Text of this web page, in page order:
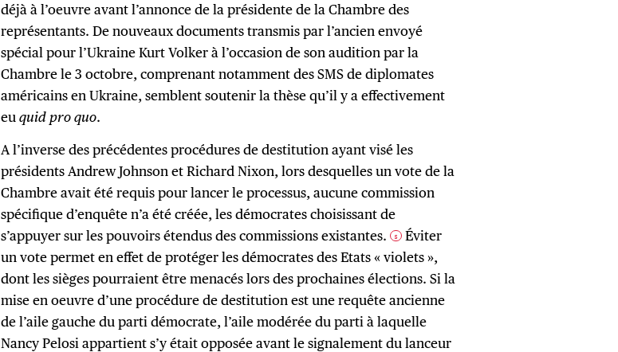
déjà à l’oeuvre avant l’annonce de la présidente de la Chambre des
représentants. De nouveaux documents transmis par l’ancien envoyé
spécial pour l’Ukraine Kurt Volker à l’occasion de son audition par la
Chambre le 3 octobre, comprenant notamment des SMS de diplomates
américains en Ukraine, semblent soutenir la thèse qu’il y a effectivement
euquid pro quo.
A l’inverse des précédentes procédures de destitution ayant visé les
présidents Andrew Johnson et Richard Nixon, lors desquelles un vote de la
Chambre avait été requis pour lancer le processus, aucune commission
spécifique d’enquête n’a été créée, les démocrates choisissant de
s’appuyer sur les pouvoirs étendus des commissions existantes. 5 Éviter
un vote permet en effet de protéger les démocrates des Etats « violets »,
dont les sièges pourraient être menacés lors des prochaines élections. Si la
mise en oeuvre d’une procédure de destitution est une requête ancienne
de l’aile gauche du parti démocrate, l’aile modérée du parti à laquelle
Nancy Pelosi appartient s’y était opposée avant le signalement du lanceur